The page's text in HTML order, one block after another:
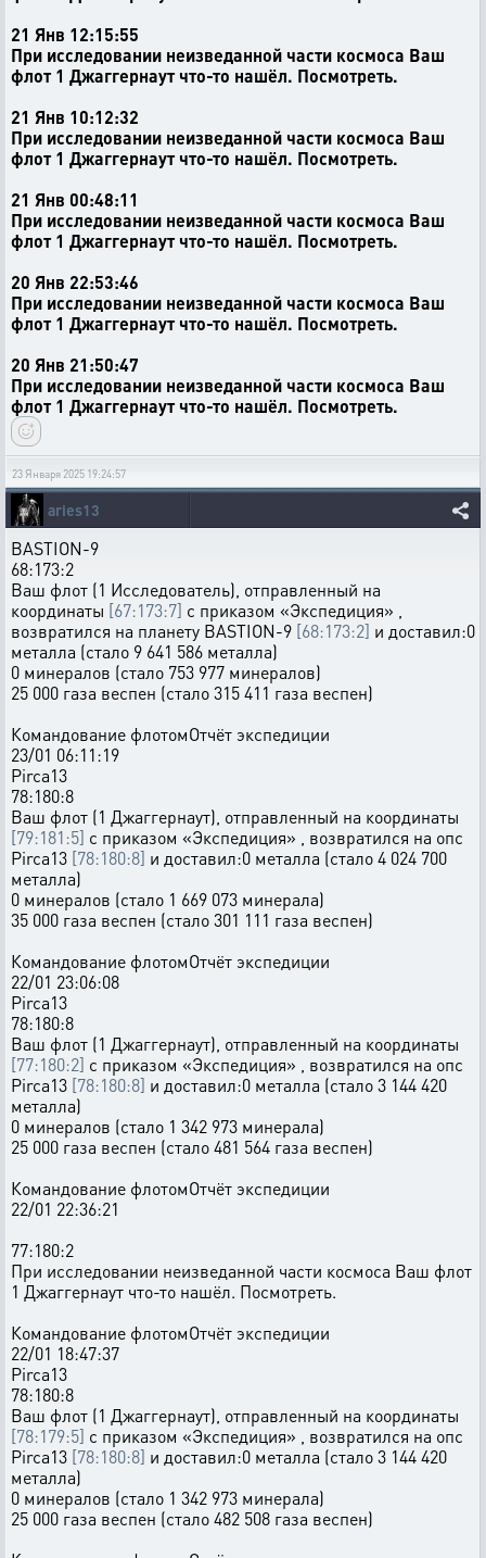
21 Янв 12:15:55
При исследовании неизведанной части космоса Ваш
флот 1 Джаггернаут что-то нашёл. Посмотреть.
21 Янв 10:12:32
При исследовании неизведанной части космоса Ваш
флот 1 Джаггернаут что-то нашёл. Посмотреть.
21 Янв 00:48:11
При исследовании неизведанной части космоса Ваш
флот 1 Джаггернаут что-то нашёл. Посмотреть.
20 Янв 22:53:46
При исследовании неизведанной части космоса Ваш
флот 1 Джаггернаут что-то нашёл. Посмотреть.
20 Янв 21:50:47
При исследовании неизведанной части космоса Ваш
флот 1 Джаггернаут что-то нашёл. Посмотреть.
23 Января 2025 19:24:57
aries13
BASTION-9
68:173:2
Ваш флот (1 Исследователь), отправленный на
координаты [67:173:7] с приказом «Экспедиция» ,
возвратился на планету BASTION-9 [68:173:2] и доставил:0
металла (стало 9 641 586 металла)
0 минералов (стало 753 977 минералов)
25 000 газа веспен (стало 315 411 газа веспен)
Командование флотомОтчёт экспедиции
23/01 06:11:19
Pirca13
78:180:8
Ваш флот (1 Джаггернаут), отправленный на координаты
[79:181:5] с приказом «Экспедиция» , возвратился на опс
Pirca13 [78:180:8] и доставил:0 металла (стало 4 024 700
металла)
0 минералов (стало 1 669 073 минерала)
35 000 газа веспен (стало 301 111 газа веспен)
Командование флотомОтчёт экспедиции
22/01 23:06:08
Pirca13
78:180:8
Ваш флот (1 Джаггернаут), отправленный на координаты
[77:180:2] с приказом «Экспедиция» , возвратился на опс
Pirca13 [78:180:8] и доставил:0 металла (стало 3 144 420
металла)
0 минералов (стало 1 342 973 минерала)
25 000 газа веспен (стало 481 564 газа веспен)
Командование флотомОтчёт экспедиции
22/01 22:36:21
77:180:2
При исследовании неизведанной части космоса Ваш флот
1 Джаггернаут что-то нашёл. Посмотреть.
Командование флотомОтчёт экспедиции
22/01 18:47:37
Pirca13
78:180:8
Ваш флот (1 Джаггернаут), отправленный на координаты
[78:179:5] с приказом «Экспедиция» , возвратился на опс
Pirca13 [78:180:8] и доставил:0 металла (стало 3 144 420
металла)
0 минералов (стало 1 342 973 минерала)
25 000 газа веспен (стало 482 508 газа веспен)